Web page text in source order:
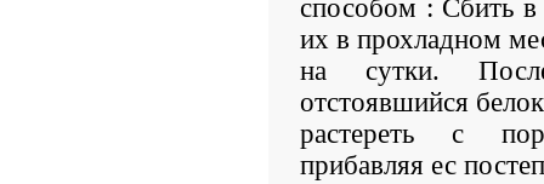
способом : Сбить в
их в прохладном
на сутки.
отстоявшийся
растереть с
прибавляя ес